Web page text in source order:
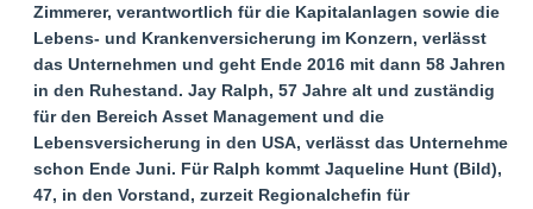
Zimmerer, verantwortlich für die Kapitalanlagen sowie die
Lebens- und Krankenversicherung im Konzern, verlässt
das Unternehmen und geht Ende 2016 mit dann 58 Jahren
in den Ruhestand. Jay Ralph, 57 Jahre alt und zuständig
für den Bereich Asset Management und die
Lebensversicherung in den USA, verlässt das Unternehmen
schon Ende Juni. Für Ralph kommt Jaqueline Hunt (Bild),
47, in den Vorstand, zurzeit Regionalchefin für